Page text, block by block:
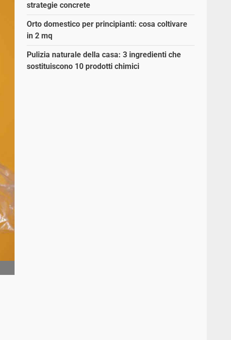
strategie concrete
Orto domestico per principianti: cosa coltivare
in 2 mq
Pulizia naturale della casa: 3 ingredienti che
sostituiscono 10 prodotti chimici